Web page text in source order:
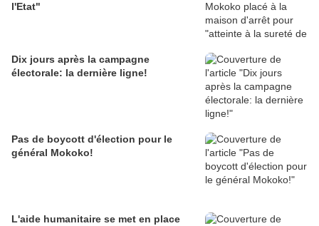
l'Etat"
Dix jours après la campagne
électorale: la dernière ligne!
Pas de boycott d'élection pour le
général Mokoko!
L'aide humanitaire se met en place